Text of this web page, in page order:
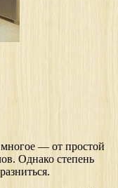
— от простой
Однако степень